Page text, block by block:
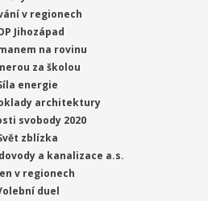
v regionech
Jihozápad
na rovinu
za školou
energie
architektury
svobody 2020
zblízka
a kanalizace a.s.
v regionech
duel